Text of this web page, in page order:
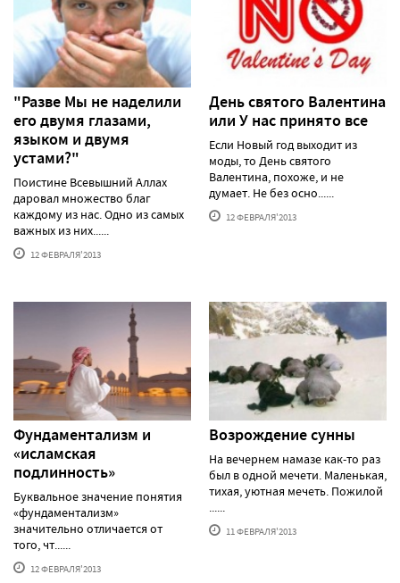
"Разве Мы не наделили
его двумя глазами,
языком и двумя
устами?"
Поистине Всевышний Аллах
даровал множество благ
каждому из нас. Одно из самых
важных из них......
12 ФЕВРАЛЯ'2013
День святого Валентина
или У нас принято все
Если Новый год выходит из
моды, то День святого
Валентина, похоже, и не
думает. Не без осно......
12 ФЕВРАЛЯ'2013
Фундаментализм и
«исламская
подлинность»
Буквальное значение понятия
«фундаментализм»
значительно отличается от
того, чт......
12 ФЕВРАЛЯ'2013
Возрождение сунны
На вечернем намазе как-то раз
был в одной мечети. Маленькая,
тихая, уютная мечеть. Пожилой
......
11 ФЕВРАЛЯ'2013